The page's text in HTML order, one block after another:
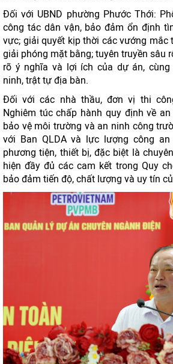
Đối với UBND phường Phước Thới:
công tác dân vận, bảo đảm ổn định
vực; giải quyết kịp thời các vướng mắc
giải phóng mặt bằng; tuyên truyền sâu
rõ ý nghĩa và lợi ích của dự án,
ninh, trật tự địa bàn.
Đối với các nhà thầu, đơn vị thi
Nghiêm túc chấp hành quy định về an
bảo vệ môi trường và an ninh công
với Ban QLDA và lực lượng công
phương tiện, thiết bị, đặc biệt là
hiện đầy đủ các cam kết trong Quy
bảo đảm tiến độ, chất lượng và uy tín